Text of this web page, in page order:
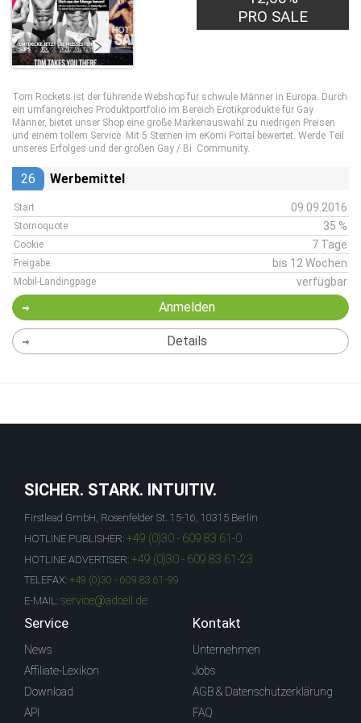
PRO SALE
Tom Rockets ist der führende Webshop für schwule Männer in Europa. Durch
ein umfangreiches Produktportfolio im Bereich Erotikprodukte für Gay
Männer, bietet unser Shop eine große Markenauswahl zu niedrigen Preisen
und einem tollem Service. Mit 5 Sternen im eKomi Portal bewertet. Werde Teil
unseres Erfolges und der großen Gay / Bi Community.
26 Werbemittel
Start 09.09.2016
Stornoquote 35 %
Cookie 7 Tage
Freigabe bis 12 Wochen
Mobil-Landingpage verfügbar
Anmelden
Details
SICHER. STARK. INTUITIV.
Firstlead GmbH, Rosenfelder St. 15-16, 10315 Berlin
HOTLINE PUBLISHER: +49 (0)30 - 609 83 61-0
HOTLINE ADVERTISER: +49 (0)30 - 609 83 61-23
TELEFAX: +49 (0)30 - 609 83 61-99
E-MAIL: service@adcell.de
Service
News
Affiliate-Lexikon
Download
API
Kontakt
Unternehmen
Jobs
AGB & Datenschutzerklärung
FAQ